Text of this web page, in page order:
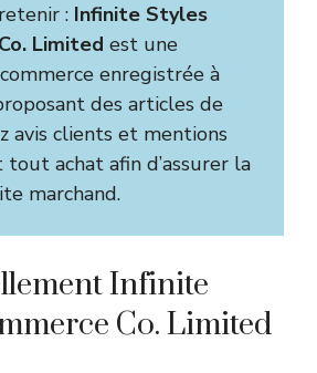
: Infinite Styles
Limited est une
enregistrée à
des articles de
avis clients et mentions
tout achat afin d’assurer la
marchand.
Infinite
Co. Limited